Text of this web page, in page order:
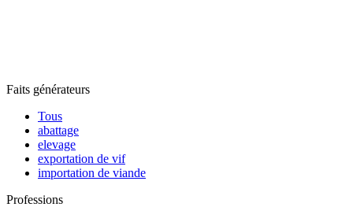
Faits générateurs
Tous
abattage
elevage
exportation de vif
importation de viande
Professions